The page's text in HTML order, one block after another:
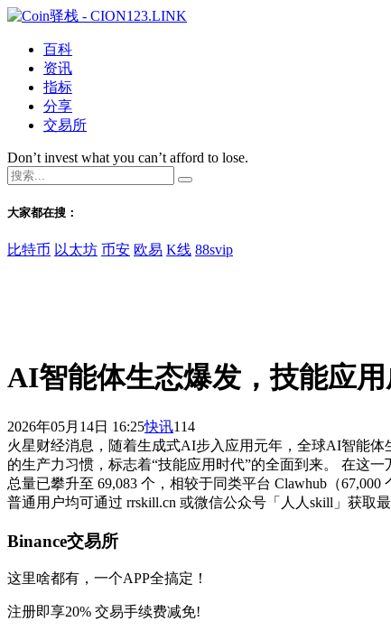
百科
资讯
指标
分享
交易所
Don’t invest what you can’t afford to lose.
大家都在搜：
比特币 以太坊 币安 欧易 K线 88svip
AI智能体生态爆发，技能应
2026年05月14日 16:25快讯114
火星财经消息，随着生成式AI步入应用元年，全球AI智能
的生产力习惯，标志着“技能应用时代”的全面到来。 在这
总量已攀升至 69,083 个，相较于同类平台 Clawhub（
普通用户均可通过 rrskill.cn 或微信公众号「人人skill」获取
Binance交易所
这里啥都有，一个APP全搞定！
注册即享20% 交易手续费减免!